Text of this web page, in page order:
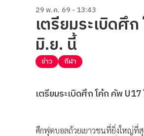
29 พ.ค. 69 - 13:43
เตรียมระเบิดศึ
มิ.ย. นี้
ข่าว กีฬา
เตรียมระเบิดศึก โค้ก คัพ
ศึกฟุตบอลถ้วยเยาวชนที่ยิ่งใหญ่ที่สุ